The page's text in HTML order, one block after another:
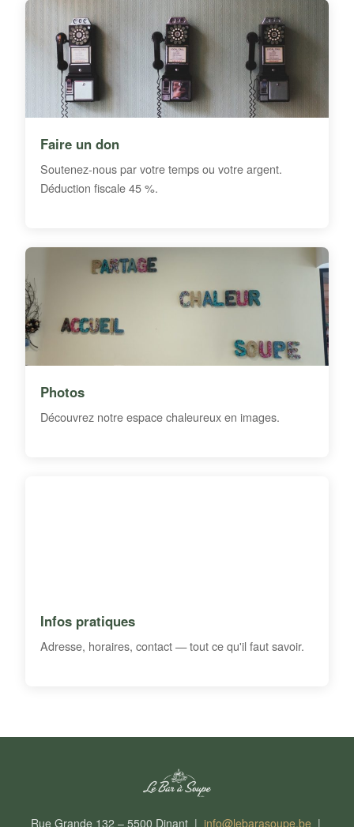
Faire un don
Soutenez-nous par votre temps ou votre argent.
Déduction fiscale 45 %.
Photos
Découvrez notre espace chaleureux en images.
Infos pratiques
Adresse, horaires, contact — tout ce qu'il faut savoir.
Rue Grande 132 – 5500 Dinant | info@lebarasoupe.be|